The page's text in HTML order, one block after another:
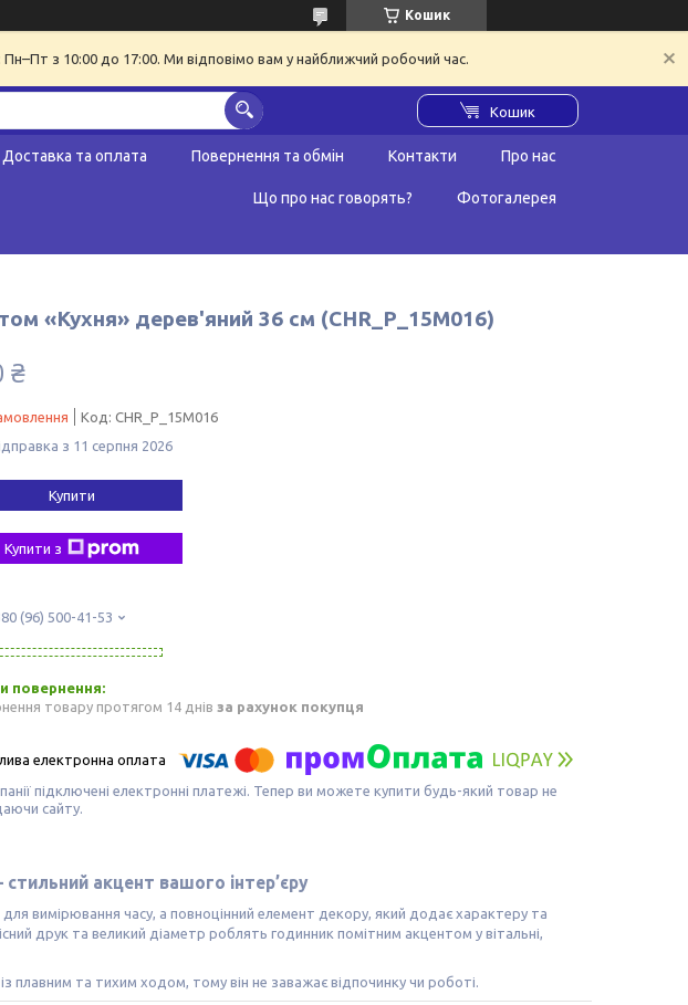
Кошик
з 10:00 до 17:00. Ми відповімо вам у найближчий робочий час.
Кошик
Доставка та оплата Повернення та обмін Контакти Про нас
Що про нас говорять? Фотогалерея
«Кухня» дерев'яний 36 см (CHR_P_15M016)
₴
Код: CHR_P_15M016
з 11 серпня 2026
Купити
Купити з
(96) 500-41-53
товару протягом 14 днів за рахунок покупця
підключені електронні платежі. Тепер ви можете купити будь-який товар не
сайту.
акцент вашого інтер’єру
вимірювання часу, а повноцінний елемент декору, який додає характеру та
друк та великий діаметр роблять годинник помітним акцентом у вітальні,
плавним та тихим ходом, тому він не заважає відпочинку чи роботі.